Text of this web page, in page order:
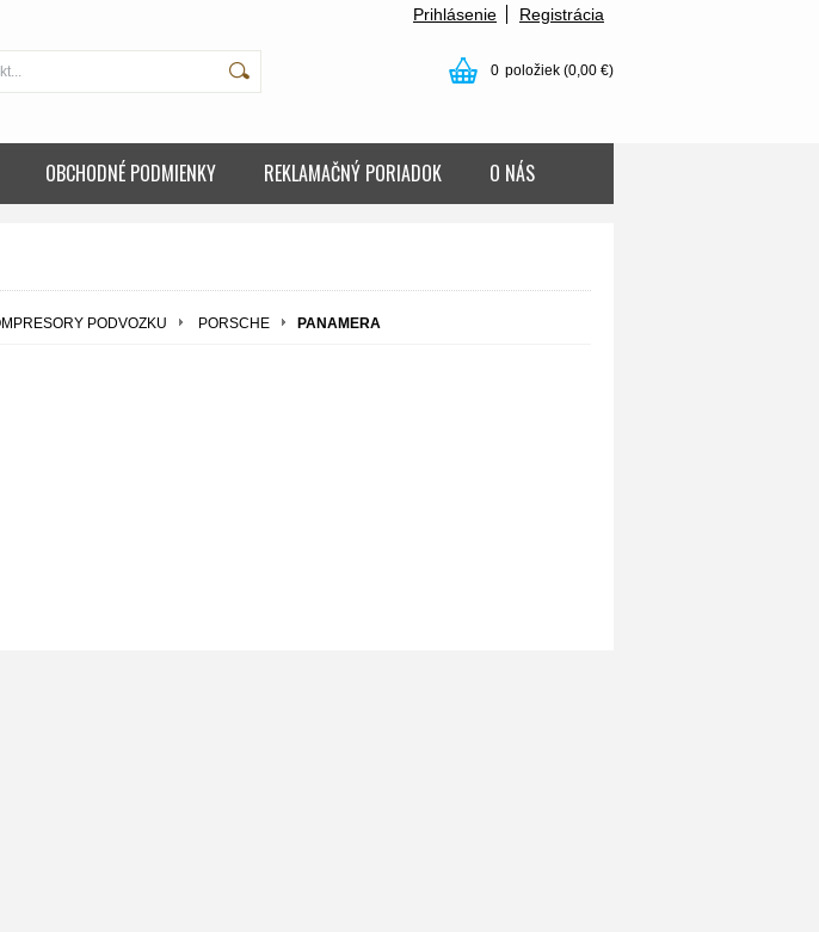
Prihlásenie Registrácia
0 položiek (0,00 €)
OBCHODNÉ PODMIENKY REKLAMAČNÝ PORIADOK O NÁS
PODVOZKU PORSCHE PANAMERA